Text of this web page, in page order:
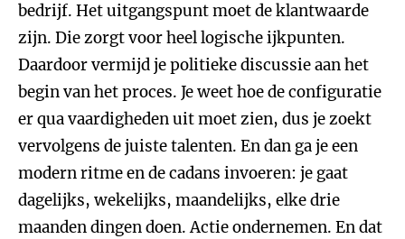
bedrijf. Het uitgangspunt moet de klantwaarde
zijn. Die zorgt voor heel logische ijkpunten.
Daardoor vermijd je politieke discussie aan het
begin van het proces. Je weet hoe de configuratie
er qua vaardigheden uit moet zien, dus je zoekt
vervolgens de juiste talenten. En dan ga je een
modern ritme en de cadans invoeren: je gaat
dagelijks, wekelijks, maandelijks, elke drie
maanden dingen doen. Actie ondernemen. En dat